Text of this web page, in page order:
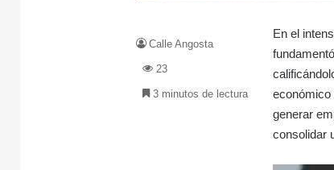
En el
económico
generar
consolidar
Calle Angosta
23
3 minutos de lectura